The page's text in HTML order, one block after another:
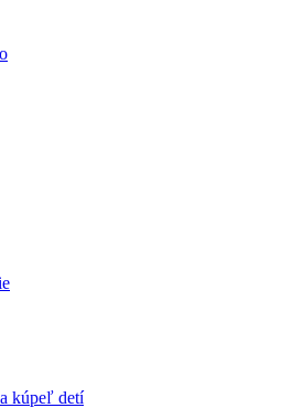
kúpeľ detí